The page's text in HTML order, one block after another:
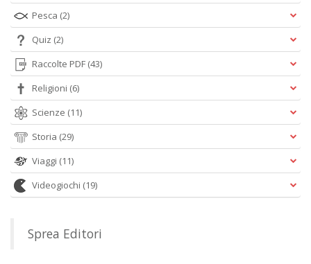
Pesca (2)
Quiz (2)
Raccolte PDF (43)
Religioni (6)
Scienze (11)
Storia (29)
Viaggi (11)
Videogiochi (19)
Sprea Editori